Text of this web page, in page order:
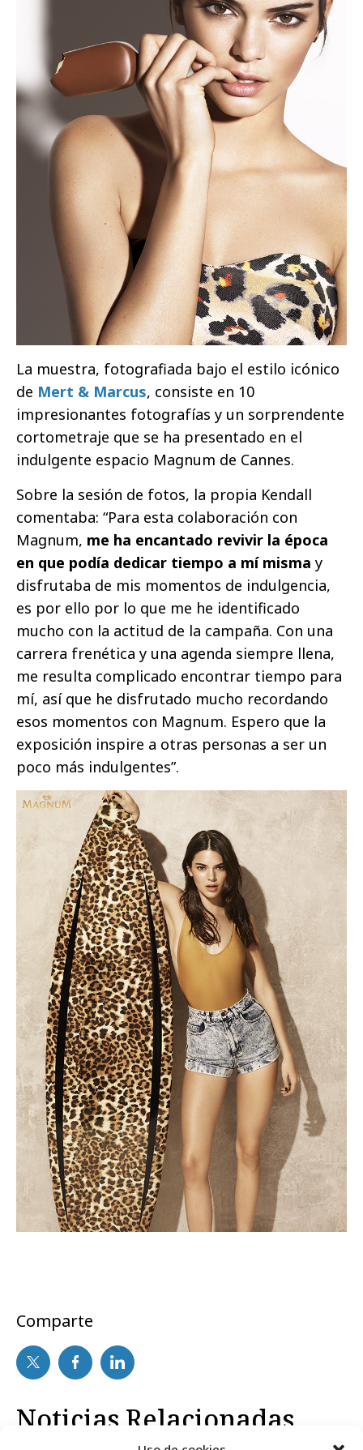
La muestra, fotografiada bajo el estilo icónico
de Mert & Marcus, consiste en 10
impresionantes fotografías y un sorprendente
cortometraje que se ha presentado en el
indulgente espacio Magnum de Cannes.
Sobre la sesión de fotos, la propia Kendall
comentaba: “Para esta colaboración con
Magnum, me ha encantado revivir la época
en que podía dedicar tiempo a mí misma y
disfrutaba de mis momentos de indulgencia,
es por ello por lo que me he identificado
mucho con la actitud de la campaña. Con una
carrera frenética y una agenda siempre llena,
me resulta complicado encontrar tiempo para
mí, así que he disfrutado mucho recordando
esos momentos con Magnum. Espero que la
exposición inspire a otras personas a ser un
poco más indulgentes”.
Comparte
Noticias Relacionadas